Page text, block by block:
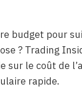
budget pour
? Trading
sur le coût de
rapide.